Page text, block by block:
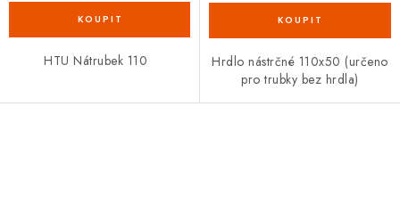
HTU Nátrubek 110
Hrdlo nástrčné 110x50 (určeno
pro trubky bez hrdla)